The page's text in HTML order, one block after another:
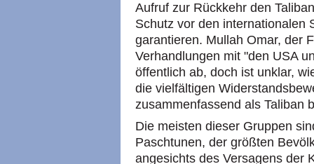
Aufruf zur Rückkehr den
Schutz vor den internationalen
garantieren. Mullah Omar, der
Verhandlungen mit "den USA
öffentlich ab, doch ist unklar,
die vielfältigen
zusammenfassend als Taliban
Die meisten dieser Gruppen
Paschtunen, der größten
angesichts des Versagens der